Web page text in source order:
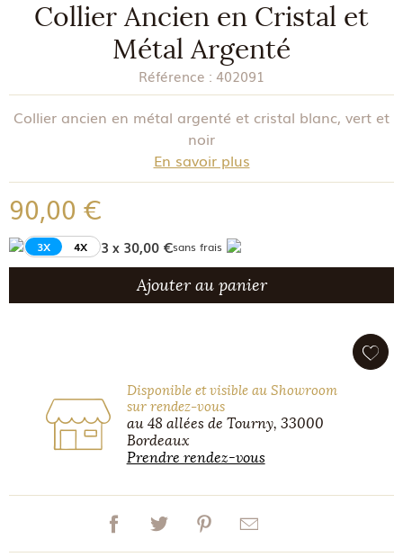
Collier Ancien en Cristal et
Métal Argenté
Référence : 402091
Collier ancien en métal argenté et cristal blanc, vert et
noir
En savoir plus
90,00 €
3X 4X 3 x 30,00 €sans frais
Ajouter au panier
Disponible et visible au Showroom
sur rendez-vous
au 48 allées de Tourny, 33000
Bordeaux
Prendre rendez-vous